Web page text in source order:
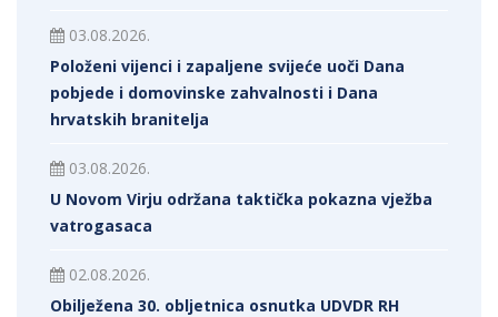
03.08.2026.
Položeni vijenci i zapaljene svijeće uoči Dana
pobjede i domovinske zahvalnosti i Dana
hrvatskih branitelja
03.08.2026.
U Novom Virju održana taktička pokazna vježba
vatrogasaca
02.08.2026.
Obilježena 30. obljetnica osnutka UDVDR RH